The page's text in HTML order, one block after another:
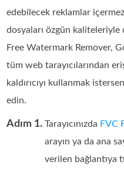
edebilecek reklamlar
dosyaları özgün kaliteleriyle
Free Watermark Remover,
tüm web tarayıcılarından
kaldırıcıyı kullanmak
edin.
Adım 1. Tarayıcınızda FVC
arayın ya da ana
verilen bağlantıya